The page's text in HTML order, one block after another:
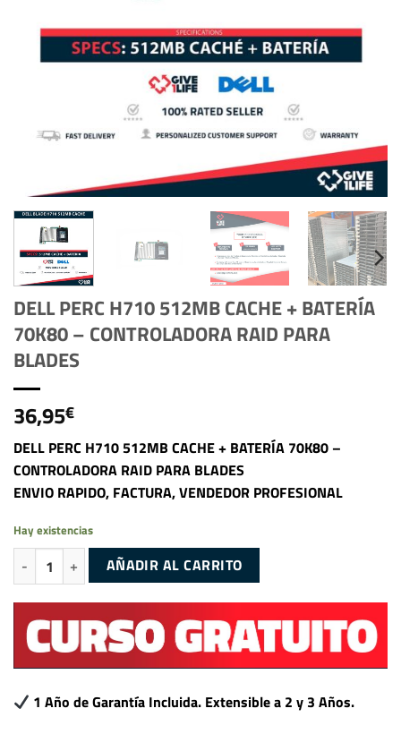
DELL PERC H710 512MB CACHE + BATERÍA
70K80 – CONTROLADORA RAID PARA
BLADES
36,95€
DELL PERC H710 512MB CACHE + BATERÍA 70K80 –
CONTROLADORA RAID PARA BLADES
ENVIO RAPIDO, FACTURA, VENDEDOR PROFESIONAL
Hay existencias
DELL PERC H710 512MB CACHE + BATERÍA 70K80 - CONTROLADORA
AÑADIR AL CARRITO
1 Año de Garantía Incluida. Extensible a 2 y 3 Años.